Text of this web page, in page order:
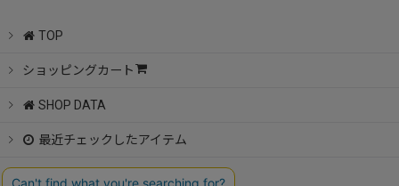
TOP
ショッピングカート
SHOP DATA
最近チェックしたアイテム